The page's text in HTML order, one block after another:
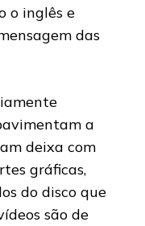
o inglês e
das
a
deixa com
gráficas,
do disco que
são de